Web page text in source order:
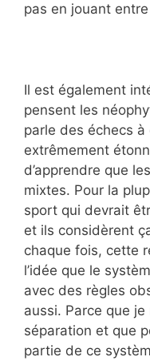
pas en jouant
Il est également
pensent les
parle des échecs
extrêmement
d’apprendre que
mixtes. Pour la
sport qui devrait
et ils considèrent
chaque fois, cette
l’idée que le
avec des règles
aussi. Parce que je
séparation et que
partie de ce